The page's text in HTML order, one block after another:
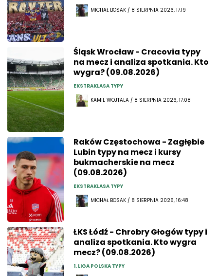
MICHAŁ BOSAK / 8 SIERPNIA 2026, 17:19
Śląsk Wrocław - Cracovia typy
na mecz i analiza spotkania. Kto
wygra? (09.08.2026)
EKSTRAKLASA TYPY
KAMIL WOJTALA / 8 SIERPNIA 2026, 17:08
Raków Częstochowa - Zagłębie
Lubin typy na mecz i kursy
bukmacherskie na mecz
(09.08.2026)
EKSTRAKLASA TYPY
MICHAŁ BOSAK / 8 SIERPNIA 2026, 16:48
ŁKS Łódź - Chrobry Głogów typy i
analiza spotkania. Kto wygra
mecz? (09.08.2026)
1. LIGA POLSKA TYPY